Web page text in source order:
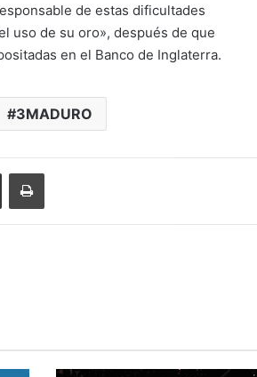
de estas dificultades
uso de su oro», después de que
en el Banco de Inglaterra.
3MADURO
Enviar vía email Imprimir